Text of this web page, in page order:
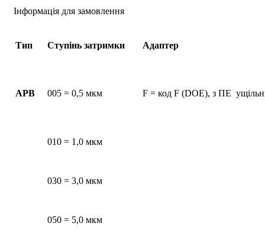
Інформація для замовлення
Тип Ступінь затримки Адаптер
АРВ 005 = 0,5 мкм F = код F (DOE), з ПЕ
010 = 1,0 мкм
030 = 3,0 мкм
050 = 5,0 мкм